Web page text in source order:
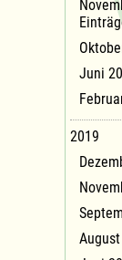
Juni
2019